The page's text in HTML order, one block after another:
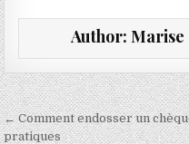
Author: Marise
Navigation de
← Comment endosser un
pratiques